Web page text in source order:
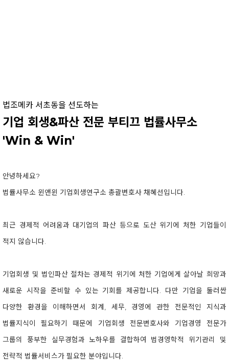
법조메카 서초동을 선도하는
기업 회생&파산 전문 부티끄 법률사무소
'Win & Win'
안녕하세요?
법률사무소 윈앤윈 기업회생연구소 총괄변호사 채혜선입니다.
최근 경제적 어려움과 대기업의 파산 등으로 도산 위기에 처한 기업들이
적지 않습니다.
기업회생 및 법인파산 절차는 경제적 위기에 처한 기업에게 살아날 희망과
새로운 시작을 준비할 수 있는 기회를 제공합니다. 다만 기업을 둘러싼
다양한 환경을 이해하면서 회계, 세무, 경영에 관한 전문적인 지식과
법률지식이 필요하기 때문에 기업회생 전문변호사와 기업경영 전문가
그룹의 풍부한 실무경험과 노하우를 결합하여 법경영학적 위기관리 및
전략적 법률서비스가 필요한 분야입니다.